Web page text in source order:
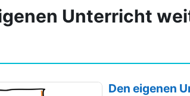
Unterricht
Den eigenen